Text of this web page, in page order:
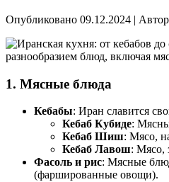
Опубликовано 09.12.2024 |
разнообразием блюд, включая
1. Мясные блюда
Кебабы: Иран славится
Кебаб Кубиде:
Кебаб Шиш: Мясо,
Кебаб Лавош: Мясо,
Фасоль и рис: Мясные
(фаршированные овощи).